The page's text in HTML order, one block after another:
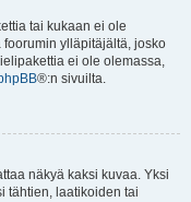
tai kukaan ei ole
foorumin ylläpitäjältä, josko
ei ole olemassa,
®:n sivuilta.
näkyä kaksi kuvaa. Yksi
tähtien, laatikoiden tai